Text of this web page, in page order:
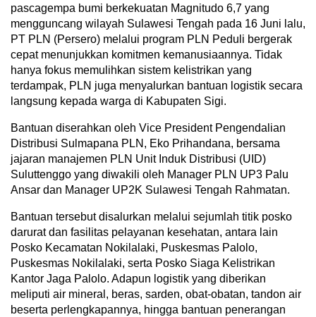
pascagempa bumi berkekuatan Magnitudo 6,7 yang
mengguncang wilayah Sulawesi Tengah pada 16 Juni lalu,
PT PLN (Persero) melalui program PLN Peduli bergerak
cepat menunjukkan komitmen kemanusiaannya. Tidak
hanya fokus memulihkan sistem kelistrikan yang
terdampak, PLN juga menyalurkan bantuan logistik secara
langsung kepada warga di Kabupaten Sigi.
Bantuan diserahkan oleh Vice President Pengendalian
Distribusi Sulmapana PLN, Eko Prihandana, bersama
jajaran manajemen PLN Unit Induk Distribusi (UID)
Suluttenggo yang diwakili oleh Manager PLN UP3 Palu
Ansar dan Manager UP2K Sulawesi Tengah Rahmatan.
Bantuan tersebut disalurkan melalui sejumlah titik posko
darurat dan fasilitas pelayanan kesehatan, antara lain
Posko Kecamatan Nokilalaki, Puskesmas Palolo,
Puskesmas Nokilalaki, serta Posko Siaga Kelistrikan
Kantor Jaga Palolo. Adapun logistik yang diberikan
meliputi air mineral, beras, sarden, obat-obatan, tandon air
beserta perlengkapannya, hingga bantuan penerangan